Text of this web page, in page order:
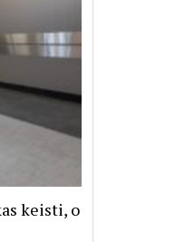
keisti, o